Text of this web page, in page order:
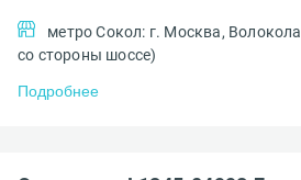
метро Сокол: г. Москва,
со стороны шоссе)
Подробнее